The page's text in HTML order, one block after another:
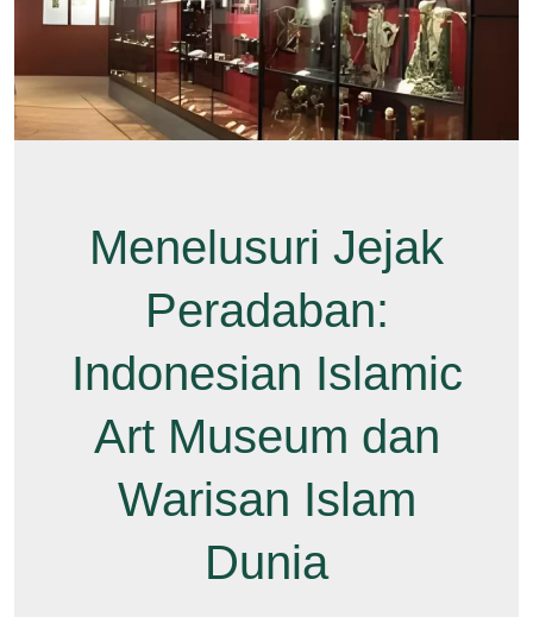
Menelusuri Jejak
Peradaban:
Indonesian Islamic
Art Museum dan
Warisan Islam
Dunia